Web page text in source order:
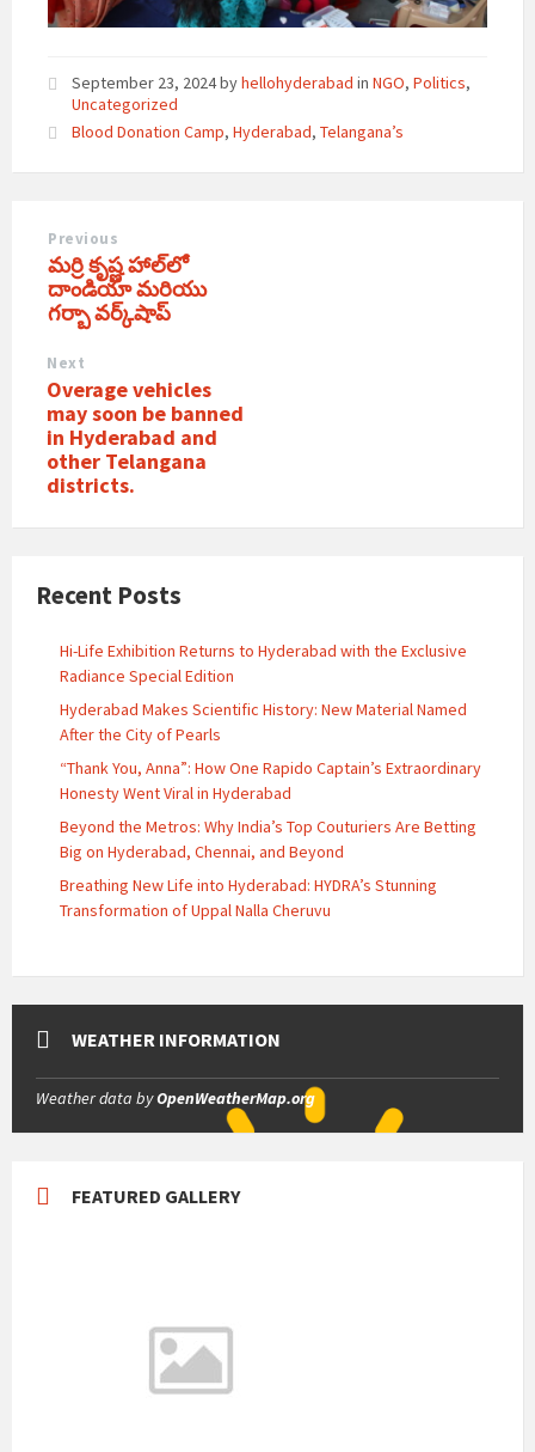
September 23, 2024byhellohyderabad in NGO, Politics,
Uncategorized
Blood Donation Camp, Hyderabad, Telangana’s
Previous
మర్రి కృష్ణ హాల్‌లో
దాండియా మరియు
గర్బా వర్క్‌షాప్
Next
Overage vehicles
may soon be banned
in Hyderabad and
other Telangana
districts.
Recent Posts
Hi-Life Exhibition Returns to Hyderabad with the Exclusive
Radiance Special Edition
Hyderabad Makes Scientific History: New Material Named
After the City of Pearls
“Thank You, Anna”: How One Rapido Captain’s Extraordinary
Honesty Went Viral in Hyderabad
Beyond the Metros: Why India’s Top Couturiers Are Betting
Big on Hyderabad, Chennai, and Beyond
Breathing New Life into Hyderabad: HYDRA’s Stunning
Transformation of Uppal Nalla Cheruvu
WEATHER INFORMATION
Weather data byOpenWeatherMap.org
FEATURED GALLERY